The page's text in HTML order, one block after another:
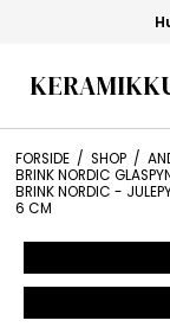
FORSIDE / SHOP /
BRINK NORDIC
BRINK NORDIC -
6 CM